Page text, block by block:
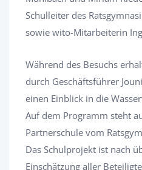
Schulleiter des
sowie wito-Mitarbeiterin
Während des Besuchs
durch Geschäftsführer
einen Einblick in die
Auf dem Programm steht
Partnerschule vom
Das Schulprojekt ist nach
Einschätzung aller